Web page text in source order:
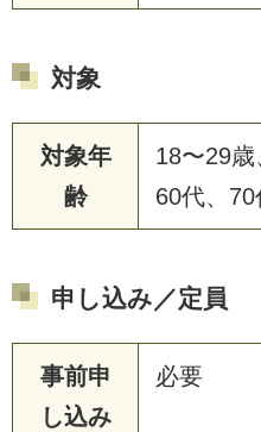
対象
対象年
齢
18〜29歳
60代、
申し込み／定員
事前申
し込み
必要